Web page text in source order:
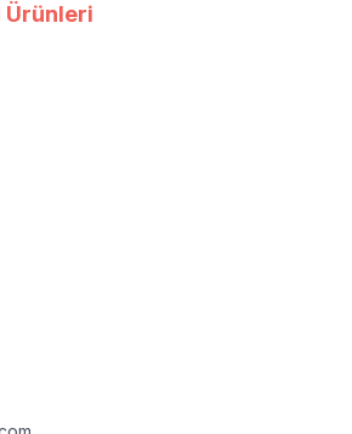
Ürünleri